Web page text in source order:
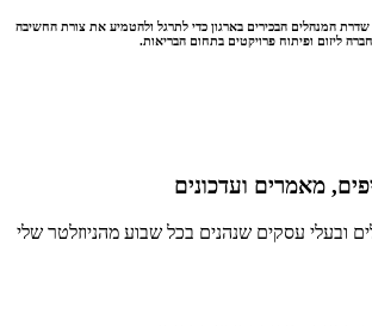
שדרת המנהלים הבכירים בארגון כדי לתרגל ולהטמיע את צורת החשיבה
ליזום ופיתוח פרויקטים בתחום הבריאות.
מאמרים ועדכונים
ובעלי עסקים שנהנים בכל שבוע מהניוזלטר שלי